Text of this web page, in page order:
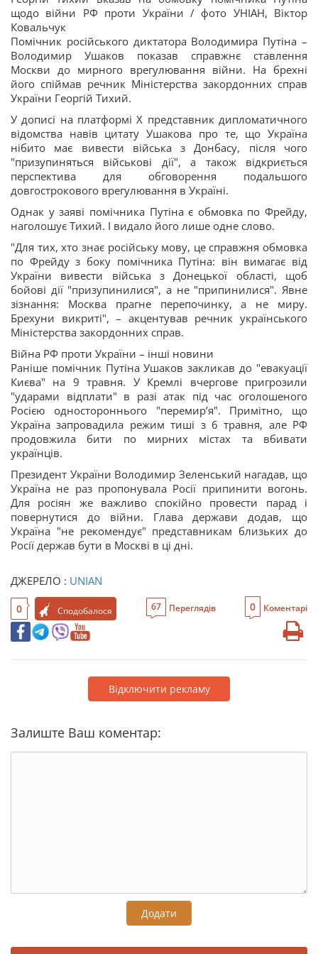
щодо війни РФ проти України / фото УНІАН, Віктор
Ковальчук
Помічник російського диктатора Володимира Путіна –
Володимир Ушаков показав справжнє ставлення
Москви до мирного врегулювання війни. На брехні
його спіймав речник Міністерства закордонних справ
України Георгій Тихий.
У дописі на платформі Х представник дипломатичного
відомства навів цитату Ушакова про те, що Україна
нібито має вивести війська з Донбасу, після чого
"призупиняться військові дії", а також відкриється
перспектива для обговорення подальшого
довгострокового врегулювання в Україні.
Однак у заяві помічника Путіна є обмовка по Фрейду,
наголошує Тихий. І видало його лише одне слово.
"Для тих, хто знає російську мову, це справжня обмовка
по Фрейду з боку помічника Путіна: він вимагає від
України вивести війська з Донецької області, щоб
бойові дії "призупинилися", а не "припинилися". Явне
зізнання: Москва прагне перепочинку, а не миру.
Брехуни викриті", – акцентував речник українського
Міністерства закордонних справ.
Війна РФ проти України – інші новини
Раніше помічник Путіна Ушаков закликав до "евакуації
Києва" на 9 травня. У Кремлі вчергове пригрозили
"ударами відплати" в разі атак під час оголошеного
Росією одностороннього "перемирʼя". Примітно, що
Україна запровадила режим тиші з 6 травня, але РФ
продовжила бити по мирних містах та вбивати
українців.
Президент України Володимир Зеленський нагадав, що
Україна не раз пропонувала Росії припинити вогонь.
Для росіян же важливо спокійно провести парад і
повернутися до війни. Глава держави додав, що
Україна "не рекомендує" представникам близьких до
Росії держав бути в Москві в ці дні.
ДЖЕРЕЛО : UNIAN
0 Сподобалося 67 Переглядів 0 Коментарі
Відключити рекламу
Залиште Ваш коментар:
Додати